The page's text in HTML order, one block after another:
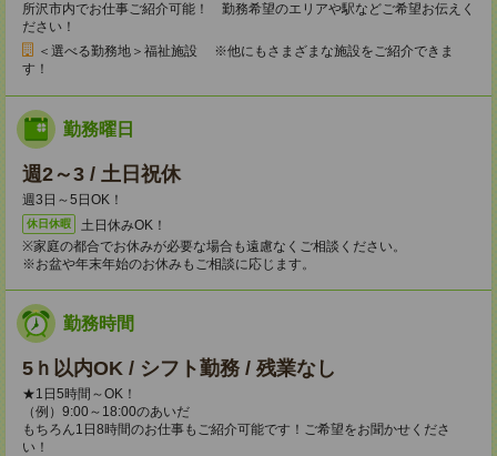
所沢市内でお仕事ご紹介可能！ 勤務希望のエリアや駅などご希望お伝えく
ださい！
＜選べる勤務地＞福祉施設 ※他にもさまざまな施設をご紹介できま
す！
勤務曜日
週2～3 / 土日祝休
週3日～5日OK！
休日休暇
土日休みOK！
※家庭の都合でお休みが必要な場合も遠慮なくご相談ください。
※お盆や年末年始のお休みもご相談に応じます。
勤務時間
5ｈ以内OK / シフト勤務 / 残業なし
★1日5時間～OK！
（例）9:00～18:00のあいだ
もちろん1日8時間のお仕事もご紹介可能です！ご希望をお聞かせくださ
い！